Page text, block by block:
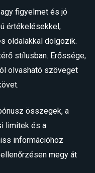
figyelmet és jó
értékelésekkel,
oldalakkal dolgozik.
stílusban. Erőssége,
olvasható szöveget
összegek, a
limitek és a
információhoz
megy át